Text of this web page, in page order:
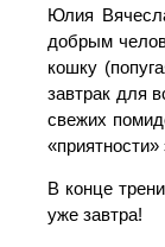
Юлия
добрым
кошку
завтрак для
свежих
В конце
уже завтра!